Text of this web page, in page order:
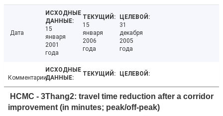
Дата
15
января
2001
года
15
января
2006
года
31
декабря
2005
года
Комментарии
HCMC - 3Thang2: travel time reduction after a corridor
improvement (in minutes; peak/off-peak)